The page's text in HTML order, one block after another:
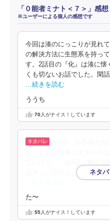
「０能者ミナト＜７＞」感
※ユーザーによる個人の感想です
今回は湊のにっこりが見れ
の解決方法に生態系を持っ
す。2話目の『化』は湊に懐
くも切ないお話でした。閑
…続きを読む
ううち
70人がナイス！しています
はすぐに分かり、逆に登場
た〜
55人がナイス！しています